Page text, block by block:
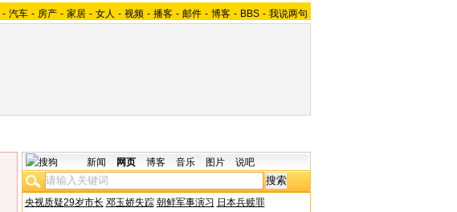
- 汽车 - 房产 - 家居 - 女人 - 视频 - 播客 - 邮件 - 博客 - BBS - 我说两句
新闻 网页 博客 音乐 图片 说吧
央视质疑29岁市长 邓玉娇失踪 朝鲜军事演习 日本兵赎罪